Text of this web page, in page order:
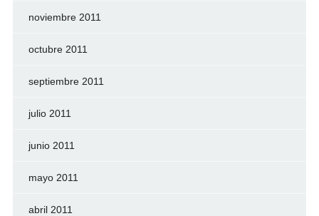
noviembre 2011
octubre 2011
septiembre 2011
julio 2011
junio 2011
mayo 2011
abril 2011